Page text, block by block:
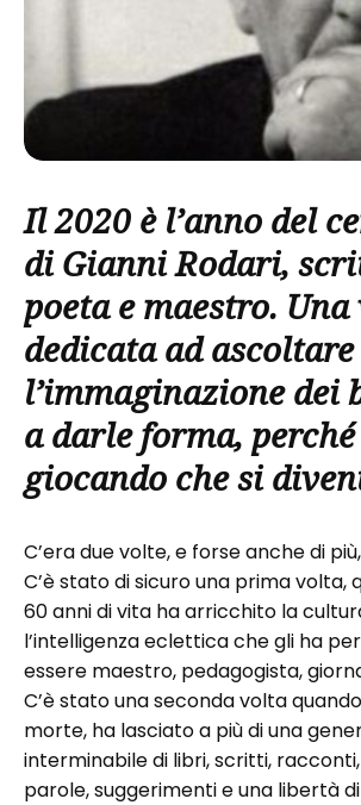
Il 2020 è l’anno del
di Gianni Rodari,
poeta e maestro.
dedicata ad ascoltare
l’immaginazione dei
a darle forma, perché
giocando che si
C’era due volte, e forse anche di più,
C’è stato di sicuro una prima volta,
60 anni di vita ha arricchito la
l’intelligenza eclettica che gli ha
essere maestro, pedagogista,
C’è stato una seconda volta
morte, ha lasciato a più di una
interminabile di libri, scritti,
parole, suggerimenti e una libertà